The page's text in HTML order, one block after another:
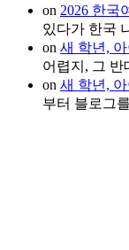
on 2026 한국
있다가 한국
on 새 학년,
어렵지, 그 반
on 새 학년,
부터 블로그